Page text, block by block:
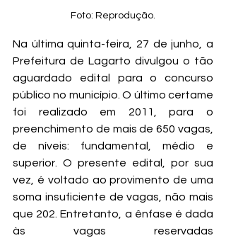
Foto: Reprodução.
Na última quinta-feira, 27 de junho, a
Prefeitura de Lagarto divulgou o tão
aguardado edital para o concurso
público no município. O último certame
foi realizado em 2011, para o
preenchimento de mais de 650 vagas,
de níveis: fundamental, médio e
superior. O presente edital, por sua
vez, é voltado ao provimento de uma
soma insuficiente de vagas, não mais
que 202. Entretanto, a ênfase é dada
às vagas reservadas